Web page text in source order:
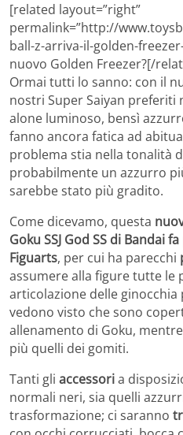
[related layout=”right”
permalink=”http://
ball-z-arriva-il-golden-
nuovo Golden Freezer?[/
Ormai tutti lo sanno: con il
nostri Super Saiyan preferiti
alone luminoso, bensì
fanno ancora fatica ad
problema stia nella tonalità
probabilmente un azzurro
sarebbe stato più gradito.
Come dicevamo, questa
Goku SSJ God SS di Bandai
Figuarts, per cui ha parecchi
assumere alla figure tutte le
articolazione delle
vedono visto che sono
allenamento di Goku,
più quelli dei gomiti.
Tanti gli accessoria
normali neri, sia quelli
trasformazione; ci saranno